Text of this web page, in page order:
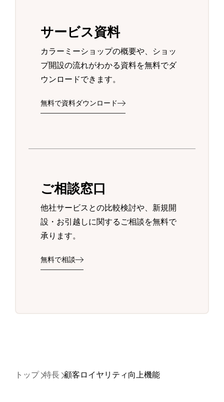
サービス資料
カラーミーショップの概要や、ショッ
プ開設の流れがわかる資料を無料でダ
ウンロードできます。
無料で資料ダウンロード
ご相談窓口
他社サービスとの比較検討や、新規開
設・お引越しに関するご相談を無料で
承ります。
無料で相談
トップ 特長 顧客ロイヤリティ向上機能